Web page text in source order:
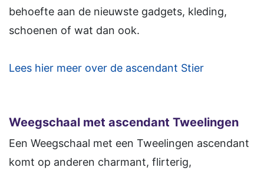
behoefte aan de nieuwste gadgets, kleding,
schoenen of wat dan ook.
Lees hier meer over de ascendant Stier
Weegschaal met ascendant Tweelingen
Een Weegschaal met een Tweelingen ascendant
komt op anderen charmant, flirterig,